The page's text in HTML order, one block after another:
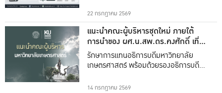
22 กรกฎาคม 2569
แนะนำคณะผู้บริหารชุดใหม่ ภายใต้
การนำของ ผศ.น.สพ.ดร.คงศักดิ์ เที่ยง
ธรรม
รักษาการแทนอธิการบดีมหาวิทยาลัย
เกษตรศาสตร์ พร้อมด้วยรองอธิการบดีทั้ง
14 กรกฎาคม 2569